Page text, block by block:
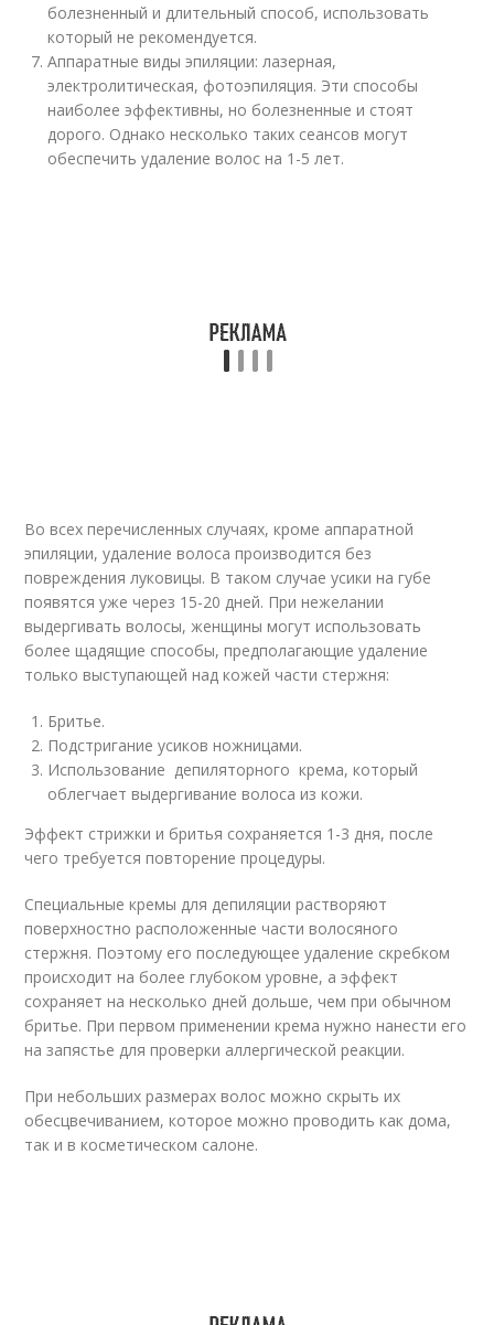
болезненный и длительный способ, использовать
который не рекомендуется.
Аппаратные виды эпиляции: лазерная,
электролитическая, фотоэпиляция. Эти способы
наиболее эффективны, но болезненные и стоят
дорого. Однако несколько таких сеансов могут
обеспечить удаление волос на 1-5 лет.
Во всех перечисленных случаях, кроме аппаратной
эпиляции, удаление волоса производится без
повреждения луковицы. В таком случае усики на губе
появятся уже через 15-20 дней. При нежелании
выдергивать волосы, женщины могут использовать
более щадящие способы, предполагающие удаление
только выступающей над кожей части стержня:
Бритье.
Подстригание усиков ножницами.
Использование депиляторного крема, который
облегчает выдергивание волоса из кожи.
Эффект стрижки и бритья сохраняется 1-3 дня, после
чего требуется повторение процедуры.
Специальные кремы для депиляции растворяют
поверхностно расположенные части волосяного
стержня. Поэтому его последующее удаление скребком
происходит на более глубоком уровне, а эффект
сохраняет на несколько дней дольше, чем при обычном
бритье. При первом применении крема нужно нанести его
на запястье для проверки аллергической реакции.
При небольших размерах волос можно скрыть их
обесцвечиванием, которое можно проводить как дома,
так и в косметическом салоне.